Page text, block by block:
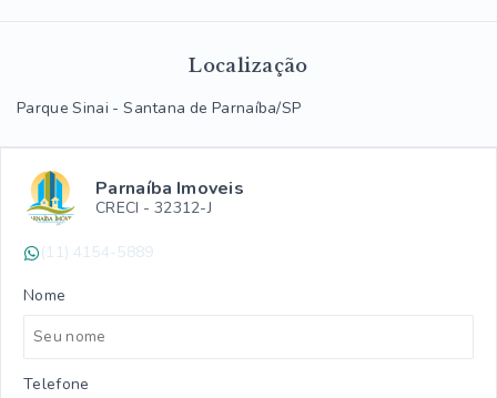
Localização
Parque Sinai - Santana de Parnaíba/SP
Parnaíba Imoveis
CRECI - 32312-J
(11) 4154-5889
Nome
Telefone